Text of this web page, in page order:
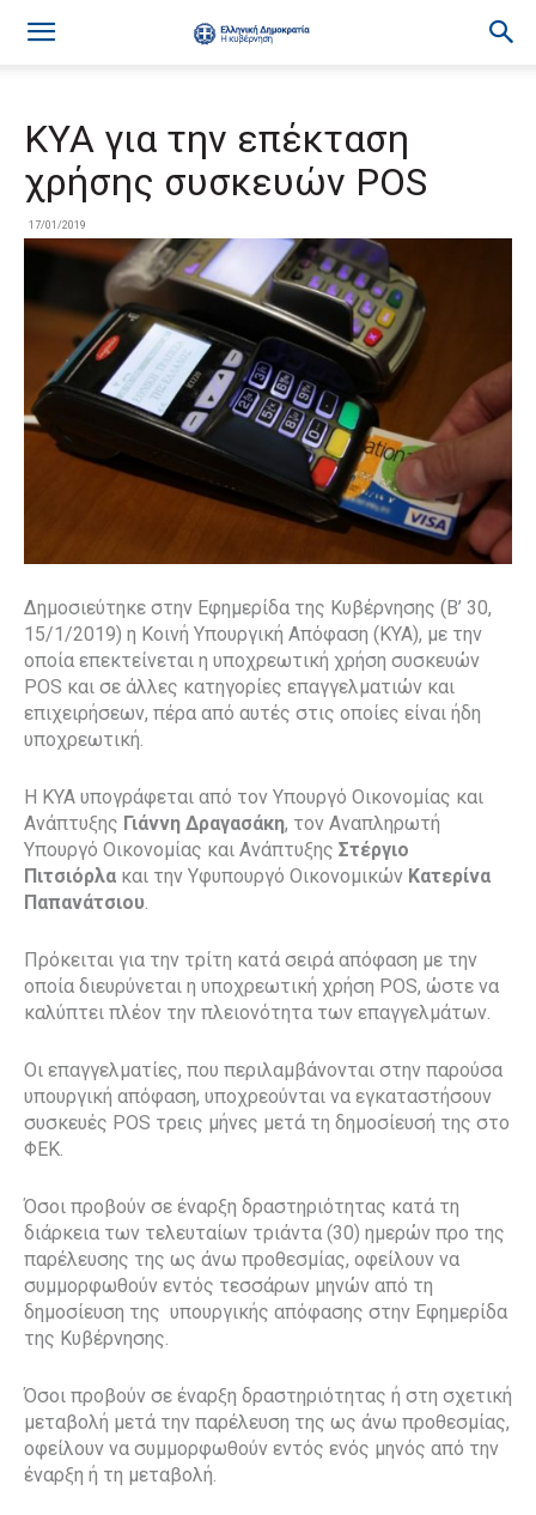
KYA για την επέκταση
χρήσης συσκευών POS
17/01/2019
Δημοσιεύτηκε στην Εφημερίδα της Κυβέρνησης (Β’ 30,
15/1/2019) η Κοινή Υπουργική Απόφαση (ΚΥΑ), με την
οποία επεκτείνεται η υποχρεωτική χρήση συσκευών
POS και σε άλλες κατηγορίες επαγγελματιών και
επιχειρήσεων, πέρα από αυτές στις οποίες είναι ήδη
υποχρεωτική.
Η ΚΥΑ υπογράφεται από τον Υπουργό Οικονομίας και
Ανάπτυξης Γιάννη Δραγασάκη, τον Αναπληρωτή
Υπουργό Οικονομίας και Ανάπτυξης Στέργιο
Πιτσιόρλα και την Υφυπουργό Οικονομικών Κατερίνα
Παπανάτσιου
Πρόκειται για την τρίτη κατά σειρά απόφαση με την
οποία διευρύνεται η υποχρεωτική χρήση POS, ώστε να
καλύπτει πλέον την πλειονότητα των επαγγελμάτων.
Οι επαγγελματίες, που περιλαμβάνονται στην παρούσα
υπουργική απόφαση, υποχρεούνται να εγκαταστήσουν
συσκευές POS τρεις μήνες μετά τη δημοσίευσή της στο
ΦΕΚ.
Όσοι προβούν σε έναρξη δραστηριότητας κατά τη
διάρκεια των τελευταίων τριάντα (30) ημερών προ της
παρέλευσης της ως άνω προθεσμίας, οφείλουν να
συμμορφωθούν εντός τεσσάρων μηνών από τη
δημοσίευση της υπουργικής απόφασης στην Εφημερίδα
της Κυβέρνησης.
Όσοι προβούν σε έναρξη δραστηριότητας ή στη σχετική
μεταβολή μετά την παρέλευση της ως άνω προθεσμίας,
οφείλουν να συμμορφωθούν εντός ενός μηνός από την
έναρξη ή τη μεταβολή.